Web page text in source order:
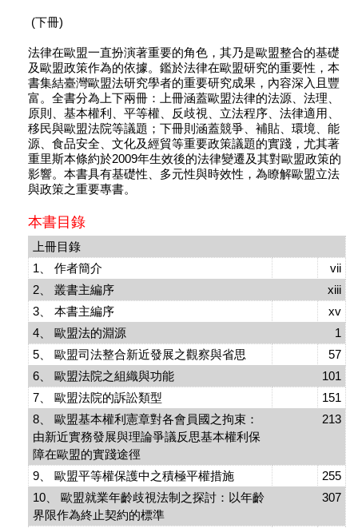
(下冊)
法律在歐盟一直扮演著重要的角色，其乃是歐盟整合的基礎
及歐盟政策作為的依據。鑑於法律在歐盟研究的重要性，本
書集結臺灣歐盟法研究學者的重要研究成果，內容深入且豐
富。全書分為上下兩冊：上冊涵蓋歐盟法律的法源、法理、
原則、基本權利、平等權、反歧視、立法程序、法律適用、
移民與歐盟法院等議題；下冊則涵蓋競爭、補貼、環境、能
源、食品安全、文化及經貿等重要政策議題的實踐，尤其著
重里斯本條約於2009年生效後的法律變遷及其對歐盟政策的
影響。本書具有基礎性、多元性與時效性，為瞭解歐盟立法
與政策之重要專書。
本書目錄
上冊目錄
1、 作者簡介
vii
2、 叢書主編序
xiii
3、 本書主編序
xv
4、 歐盟法的淵源
1
5、 歐盟司法整合新近發展之觀察與省思
57
6、 歐盟法院之組織與功能
101
7、 歐盟法院的訴訟類型
151
8、 歐盟基本權利憲章對各會員國之拘束：
由新近實務發展與理論爭議反思基本權利保
障在歐盟的實踐途徑
213
9、 歐盟平等權保護中之積極平權措施
255
10、 歐盟就業年齡歧視法制之探討：以年齡
界限作為終止契約的標準
307